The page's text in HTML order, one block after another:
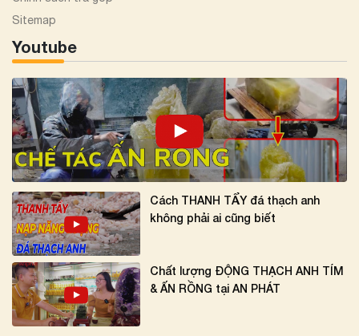
Sitemap
Youtube
Cách THANH TẨY đá thạch anh
không phải ai cũng biết
Chất lượng ĐỘNG THẠCH ANH TÍM
& ẤN RỒNG tại AN PHÁT